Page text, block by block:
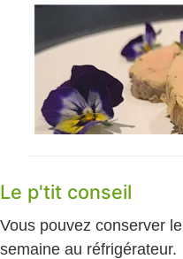
Le p'tit conseil
Vous pouvez conserver
semaine au réfrigérateur.